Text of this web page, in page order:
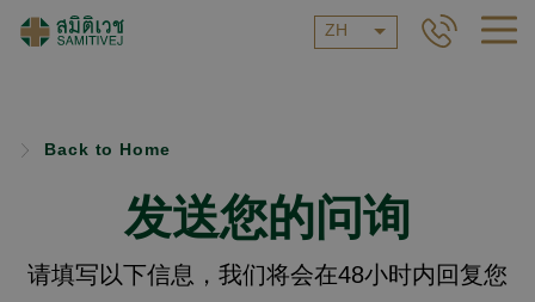
ZH
Back to Home
发送您的问询
请填写以下信息，我们将会在48小时内回复您